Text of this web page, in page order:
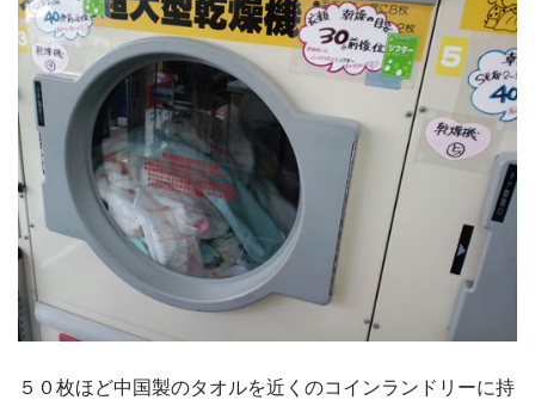
５０枚ほど中国製のタオルを近くのコインランドリーに持